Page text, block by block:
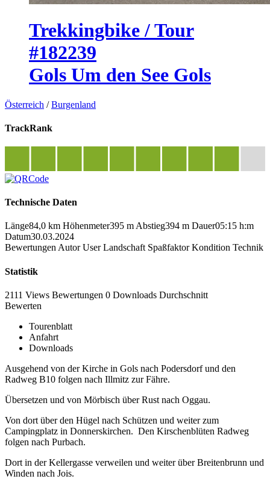
Trekkingbike / Tour
#182239
Gols Um den See Gols
Österreich /Burgenland
TrackRank
Technische Daten
Länge84,0 km Höhenmeter395 m Abstieg394 m Dauer05:15 h:m
Datum30.03.2024
Bewertungen Autor User Landschaft Spaßfaktor Kondition Technik
Statistik
2111 Views Bewertungen 0 Downloads Durchschnitt
Bewerten
Tourenblatt
Anfahrt
Downloads
Ausgehend von der Kirche in Gols nach Podersdorf und den
Radweg B10 folgen nach Illmitz zur Fähre.
Übersetzen und von Mörbisch über Rust nach Oggau.
Von dort über den Hügel nach Schützen und weiter zum
Campingplatz in Donnerskirchen. Den Kirschenblüten Radweg
folgen nach Purbach.
Dort in der Kellergasse verweilen und weiter über Breitenbrunn und
Winden nach Jois.